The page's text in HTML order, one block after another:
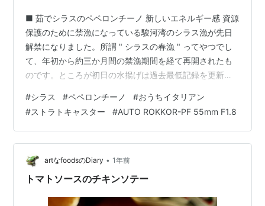
■ 茹でシラスのペペロンチーノ 新しいエネルギー感 資源
保護のために禁漁になっている駿河湾のシラス漁が先日
解禁になりました。所謂 " シラスの春漁 " ってやつでし
て、年初から約三か月間の禁漁期間を経て再開されたも
のです。ところが初日の水揚げは過去最低記録を更新
ようです。関係者は今後に期待しているようですが、さ
てどうなることでしょう。初水揚げの生シラスは高価な
ので、それはまたの機会に…ということにして、安定し
た価格の「茹でシラス」を使って春らしいパスタ料理を
作ってみることにしました。パスタに合わせる青菜は今
が旬の菜の花ってテもありますが、ちょい…
#シラス #ペペロンチーノ #おうちイタリアン
#ストラトキャスター #AUTO ROKKOR-PF 55mm F1.8
artなfoodsのDiary • 1年前
トマトソースのチキンソテー